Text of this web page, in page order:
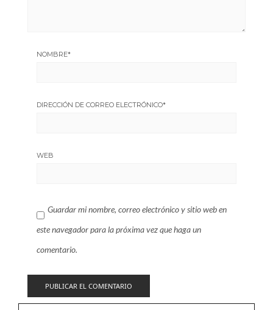
NOMBRE*
DIRECCIÓN DE CORREO ELECTRÓNICO*
WEB
Guardar mi nombre, correo electrónico y sitio web en
este navegador para la próxima vez que haga un
comentario.